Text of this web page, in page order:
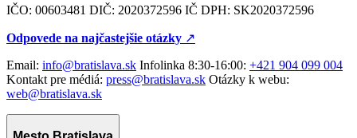
IČO: 00603481 DIČ: 2020372596 IČ DPH: SK2020372596
Odpovede na najčastejšie otázky ↗︎
Email: info@bratislava.sk Infolinka 8:30-16:00: +421 904 099 004
Kontakt pre médiá: press@bratislava.sk Otázky k webu:
web@bratislava.sk